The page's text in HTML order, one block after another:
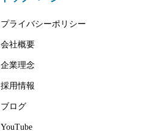
プライバシーポリシー
会社概要
企業理念
採用情報
ブログ
YouTube